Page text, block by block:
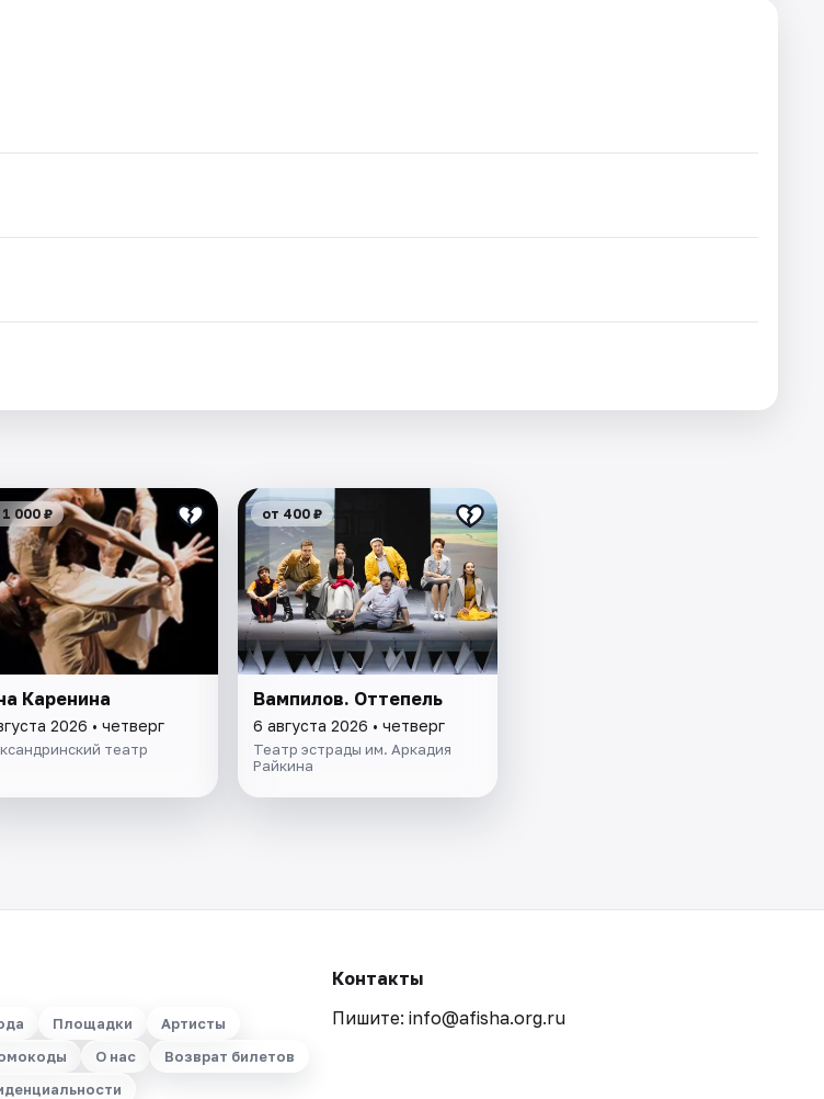
1 000 ₽
Каренина
2026 • четверг
театр
от 400 ₽
Вампилов. Оттепель
6 августа 2026 • четверг
Театр эстрады им. Аркадия
Райкина
Площадки
Артисты
О нас
Возврат билетов
Контакты
Пишите: info@afisha.org.ru